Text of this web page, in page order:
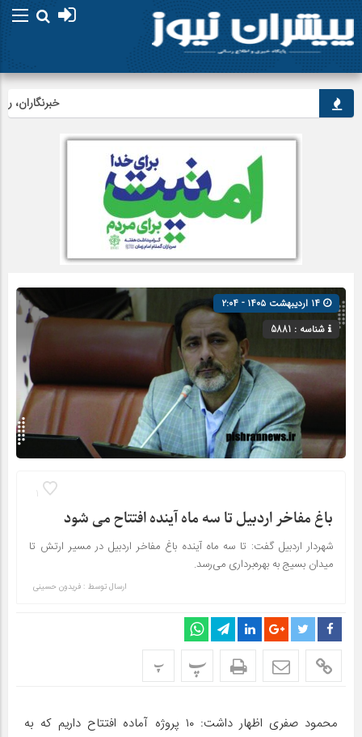
خبرنگاران،
شناسه : 5881
1
باغ مفاخر اردبیل تا سه ماه آینده افتتاح می شود
شهردار اردبیل گفت: تا سه ماه آینده باغ مفاخر اردبیل در مسیر ارتش تا
میدان بسیج به بهره‌برداری می‌رسد.
ارسال توسط : فریدون حسینی
پ پ
محمود صفری اظهار داشت: ۱۰ پروژه آماده افتتاح داریم که به